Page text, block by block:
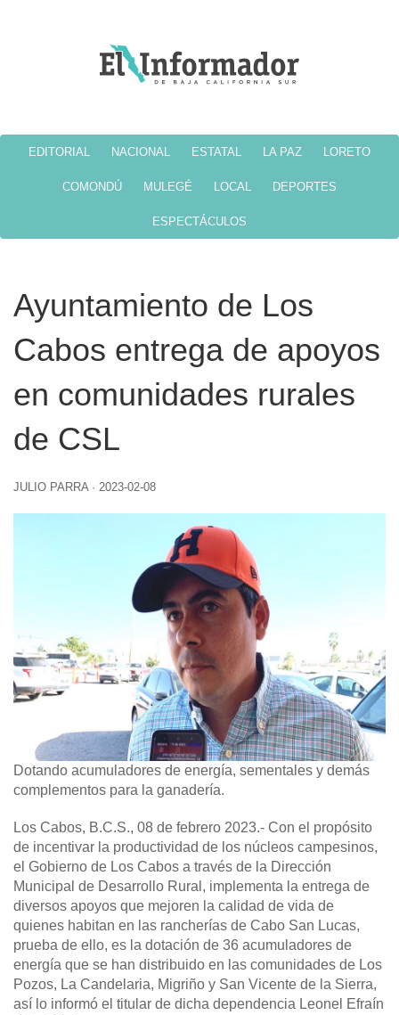
EDITORIAL NACIONAL ESTATAL LA PAZ LORETO
COMONDÚ MULEGÉ LOCAL DEPORTES
ESPECTÁCULOS
Ayuntamiento de Los
Cabos entrega de apoyos
en comunidades rurales
de CSL
JULIO PARRA · 2023-02-08
Dotando acumuladores de energía, sementales y demás
complementos para la ganadería.
Los Cabos, B.C.S., 08 de febrero 2023.- Con el propósito
de incentivar la productividad de los núcleos campesinos,
el Gobierno de Los Cabos a través de la Dirección
Municipal de Desarrollo Rural, implementa la entrega de
diversos apoyos que mejoren la calidad de vida de
quienes habitan en las rancherías de Cabo San Lucas,
prueba de ello, es la dotación de 36 acumuladores de
energía que se han distribuido en las comunidades de Los
Pozos, La Candelaria, Migriño y San Vicente de la Sierra,
así lo informó el titular de dicha dependencia Leonel Efraín